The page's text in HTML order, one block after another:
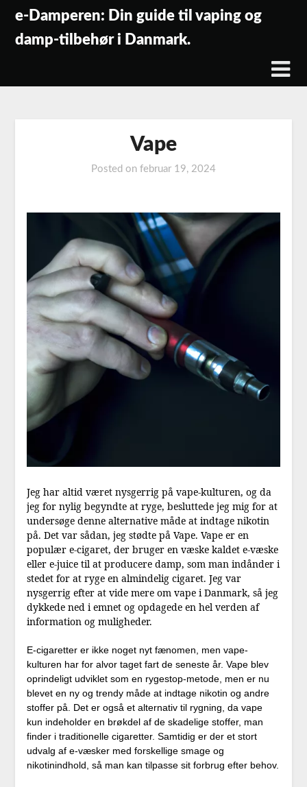
content
e-Damperen: Din guide til vaping og
damp-tilbehør i Danmark.
Vape
Posted on februar 19, 2024
Jeg har altid været nysgerrig på vape-kulturen, og da
jeg for nylig begyndte at ryge, besluttede jeg mig for at
undersøge denne alternative måde at indtage nikotin
på. Det var sådan, jeg stødte på Vape. Vape er en
populær e-cigaret, der bruger en væske kaldet e-væske
eller e-juice til at producere damp, som man indånder i
stedet for at ryge en almindelig cigaret. Jeg var
nysgerrig efter at vide mere om vape i Danmark, så jeg
dykkede ned i emnet og opdagede en hel verden af
information og muligheder.
E-cigaretter er ikke noget nyt fænomen, men vape-
kulturen har for alvor taget fart de seneste år. Vape blev
oprindeligt udviklet som en rygestop-metode, men er nu
blevet en ny og trendy måde at indtage nikotin og andre
stoffer på. Det er også et alternativ til rygning, da vape
kun indeholder en brøkdel af de skadelige stoffer, man
finder i traditionelle cigaretter. Samtidig er der et stort
udvalg af e-væsker med forskellige smage og
nikotinindhold, så man kan tilpasse sit forbrug efter behov.